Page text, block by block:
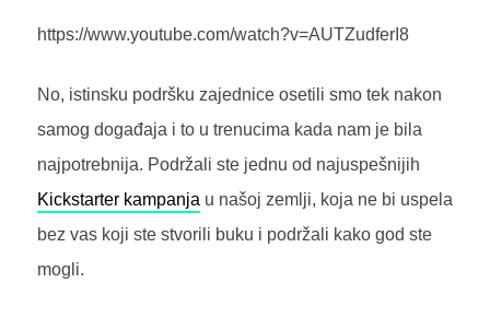
https://www.youtube.com/watch?v=AUTZudferI8
No, istinsku podršku zajednice osetili smo tek nakon
samog događaja i to u trenucima kada nam je bila
najpotrebnija. Podržali ste jednu od najuspešnijih
Kickstarter kampanja u našoj zemlji, koja ne bi uspela
bez vas koji ste stvorili buku i podržali kako god ste
mogli.